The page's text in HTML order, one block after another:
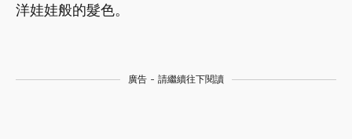
洋娃娃般的髮色。
廣告 - 請繼續往下閱讀